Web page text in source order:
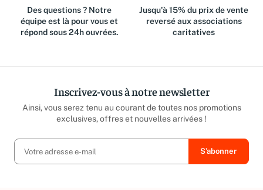
Des questions ? Notre
équipe est là pour vous et
répond sous 24h ouvrées.
Jusqu'à 15% du prix de vente
reversé aux associations
caritatives
Inscrivez-vous à notre newsletter
Ainsi, vous serez tenu au courant de toutes nos promotions
exclusives, offres et nouvelles arrivées !